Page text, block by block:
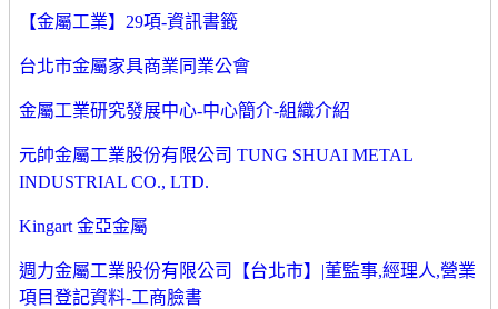
【金屬工業】29項-資訊書籤
台北市金屬家具商業同業公會
金屬工業研究發展中心-中心簡介-組織介紹
元帥金屬工業股份有限公司 TUNG SHUAI METAL
INDUSTRIAL CO., LTD.
Kingart 金亞金屬
週力金屬工業股份有限公司【台北市】|董監事,經理人,營業
項目登記資料-工商臉書